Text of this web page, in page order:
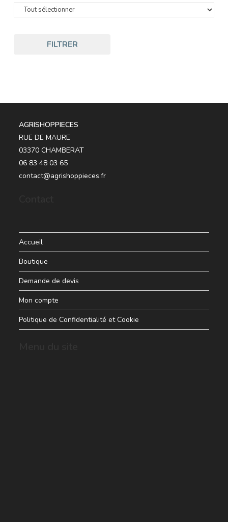
FILTRER
AGRISHOPPIECES
RUE DE MAURE
03370 CHAMBERAT
06 83 48 03 65
contact@agrishoppieces.fr
Accueil
Boutique
Demande de devis
Mon compte
Politique de Confidentialité et Cookie